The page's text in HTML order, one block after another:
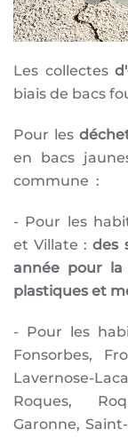
Les collectes
biais de bacs
Pour les
en bacs
commune :
- Pour les
et Villate :des
année pour la
plastiques et
- Pour les
Fonsorbes,
Lavernose-
Roques,
Garonne,